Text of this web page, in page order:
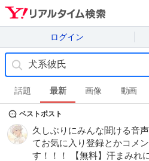
ログイン
話題 最新 画像 動画
ベストポスト
久しぶりにみんな聞ける音
てお気に入り登録とかコメ
す！！！ 【無料】汗まみれ